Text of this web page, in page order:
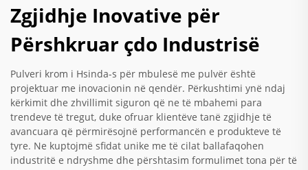
Zgjidhje Inovative për
Përshkruar çdo Industrisë
Pulveri krom i Hsinda-s për mbulesë me pulvër është
projektuar me inovacionin në qendër. Përkushtimi ynë ndaj
kërkimit dhe zhvillimit siguron që ne të mbahemi para
trendeve të tregut, duke ofruar klientëve tanë zgjidhje të
avancuara që përmirësojnë performancën e produkteve të
tyre. Ne kuptojmë sfidat unike me të cilat ballafaqohen
industritë e ndryshme dhe përshtasim formulimet tona për të